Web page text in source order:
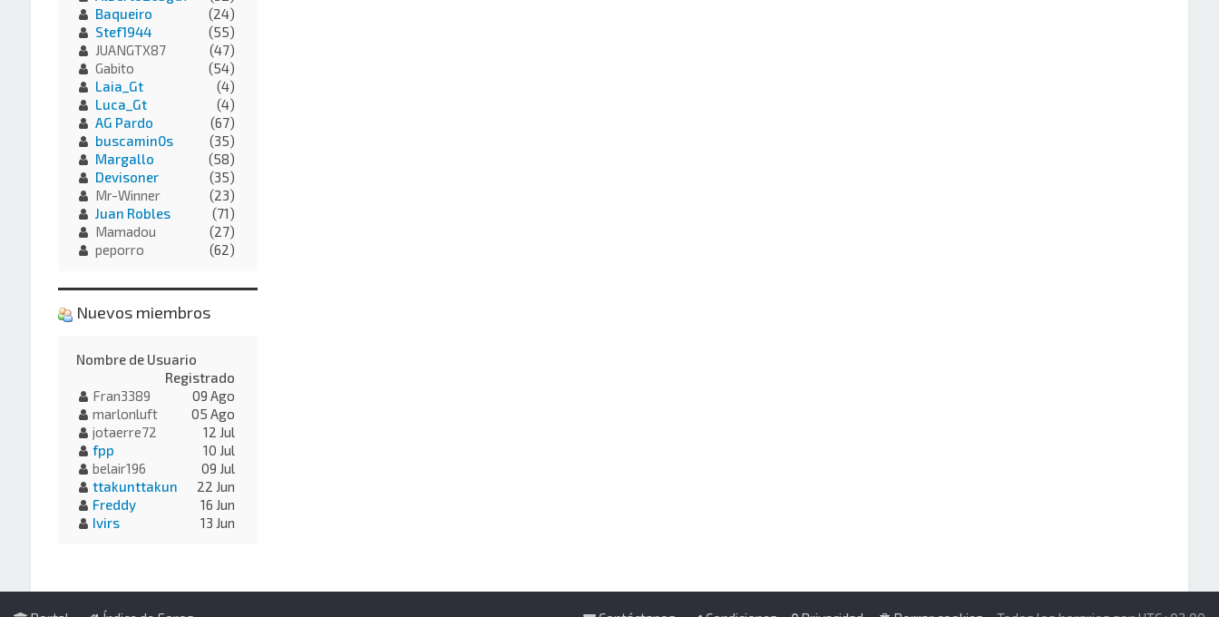
Baqueiro
(24)
Stef1944
(55)
JUANGTX87
(47)
Gabito
(54)
Laia_Gt
(4)
Luca_Gt
(4)
AG Pardo
(67)
buscamin0s
(35)
Margallo
(58)
Devisoner
(35)
Mr-Winner
(23)
Juan Robles
(71)
Mamadou
(27)
peporro
(62)
Nuevos miembros
Nombre de Usuario
Registrado
Fran3389
09 Ago
marlonluft
05 Ago
jotaerre72
12 Jul
fpp
10 Jul
belair196
09 Jul
ttakunttakun
22 Jun
Freddy
16 Jun
Ivirs
13 Jun